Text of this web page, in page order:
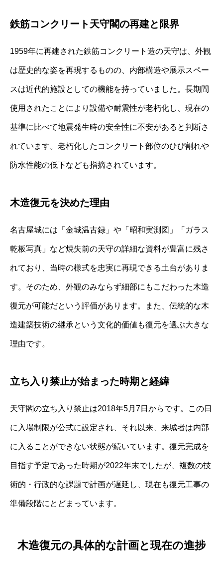
鉄筋コンクリート天守閣の再建と限界
1959年に再建された鉄筋コンクリート造の天守は、外観
は歴史的な姿を再現するものの、内部構造や展示スペー
スは近代的施設としての機能を持っていました。長期間
使用されたことにより設備や耐震性が老朽化し、現在の
基準に比べて地震発生時の安全性に不安があると判断さ
れています。老朽化したコンクリート部位のひび割れや
防水性能の低下なども指摘されています。
木造復元を決めた理由
名古屋城には「金城温古録」や「昭和実測図」「ガラス
乾板写真」など焼失前の天守の詳細な資料が豊富に残さ
れており、当時の様式を忠実に再現できる土台がありま
す。そのため、外観のみならず細部にもこだわった木造
復元が可能だという評価があります。また、伝統的な木
造建築技術の継承という文化的価値も復元を選ぶ大きな
理由です。
立ち入り禁止が始まった時期と経緯
天守閣の立ち入り禁止は2018年5月7日からです。この日
に入場制限が公式に設定され、それ以来、来城者は内部
に入ることができない状態が続いています。復元完成を
目指す予定であった時期が2022年末でしたが、複数の技
術的・行政的な課題で計画が遅延し、現在も復元工事の
準備段階にとどまっています。
木造復元の具体的な計画と現在の進捗